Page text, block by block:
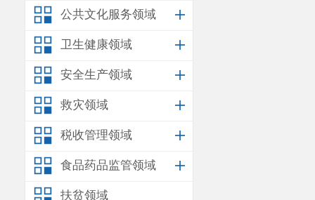
公共文化服务领域
卫生健康领域
安全生产领域
救灾领域
税收管理领域
食品药品监管领域
扶贫领域